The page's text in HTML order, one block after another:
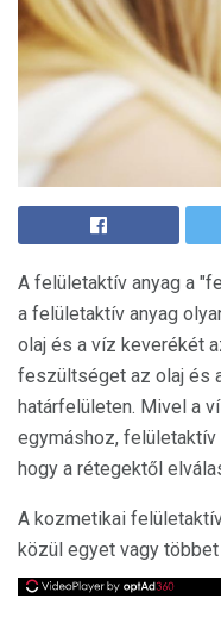
A felületaktív anyag a
a felületaktív anyag
olaj és a víz keverékét
feszültséget az olaj és
határfelületen. Mivel a
egymáshoz, felületaktív
hogy a rétegektől
A kozmetikai
közül egyet vagy